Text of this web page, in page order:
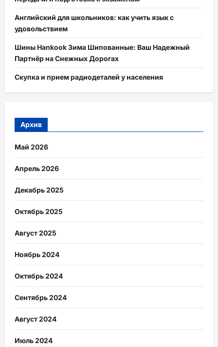
Английский для школьников: как учить язык с
удовольствием
Шины Hankook Зима Шипованные: Ваш Надежный
Партнёр на Снежных Дорогах
Скупка и прием радиодеталей у населения
Архив
Май 2026
Апрель 2026
Декабрь 2025
Октябрь 2025
Август 2025
Ноябрь 2024
Октябрь 2024
Сентябрь 2024
Август 2024
Июль 2024